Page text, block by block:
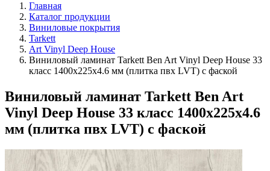
Главная
Каталог продукции
Виниловые покрытия
Tarkett
Art Vinyl Deep House
Виниловый ламинат Tarkett Ben Art Vinyl Deep House 33
класс 1400х225х4.6 мм (плитка пвх LVT) с фаской
Виниловый ламинат Tarkett Ben Art
Vinyl Deep House 33 класс 1400х225х4.6
мм (плитка пвх LVT) с фаской